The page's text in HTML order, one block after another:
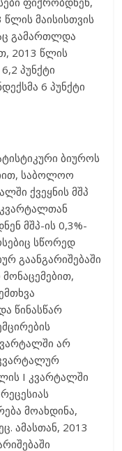
მაისისთვის
გამართლდა
2013 წლის
პუნქტი
6 პუნქტი
ბიუროს
საბოლოო
ქვეყნის მშპ
მშპ-ის 0,3%-
სწორედ
გაანგარიშებაში
წინასწარ
არ
I კვარტალში
მოახდინა,
ამასთან, 2013